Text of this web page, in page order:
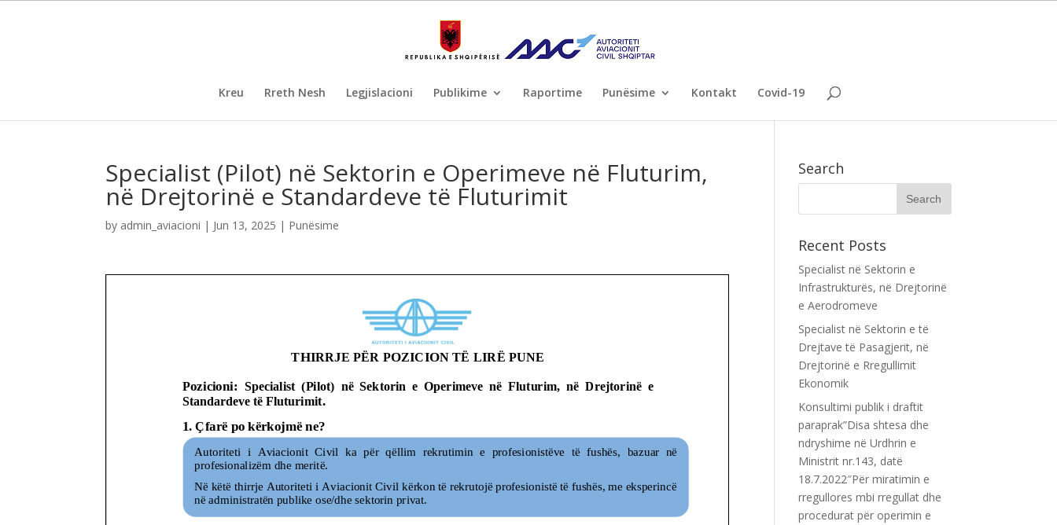
Kreu Rreth Nesh Legjislacioni Publikime Raportime Punësime Kontakt Covid-19
Specialist (Pilot) në Sektorin e Operimeve në Fluturim,
në Drejtorinë e Standardeve të Fluturimit
by admin_aviacioni | Jun 13, 2025 | Punësime
Search
Recent Posts
Specialist në Sektorin e
Infrastrukturës, në Drejtorinë
e Aerodromeve
Specialist në Sektorin e të
Drejtave të Pasagjerit, në
Drejtorinë e Rregullimit
Ekonomik
Konsultimi publik i draftit
paraprak”Disa shtesa dhe
ndryshime në Urdhrin e
Ministrit nr.143, datë
18.7.2022″Për miratimin e
rregullores mbi rregullat dhe
procedurat për operimin e